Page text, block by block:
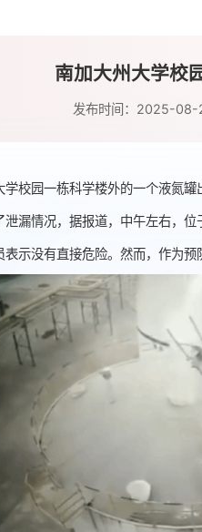
南加大州大学校
发布时间：2025-08-
校园一栋科学楼外的一个液氮罐
漏情况，据报道，中午左右，位
示没有直接危险。然而，作为预